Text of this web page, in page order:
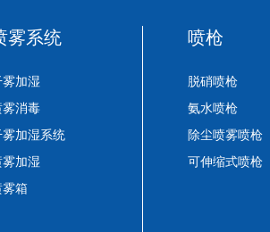
雾系统
雾加湿
雾消毒
雾加湿系统
雾加湿
雾箱
喷枪
脱硝喷枪
氨水喷枪
除尘喷雾喷枪
可伸缩式喷枪